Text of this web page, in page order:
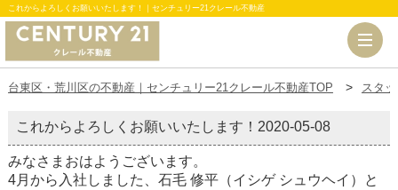
これからよろしくお願いいたします！｜センチュリー21クレール不動産
台東区・荒川区の不動産｜センチュリー21クレール不動産TOP スタ
これからよろしくお願いいたします！ 2020-05-08
みなさまおはようございます。
4月から入社しました、石毛 修平（イシゲ シュウヘイ）と